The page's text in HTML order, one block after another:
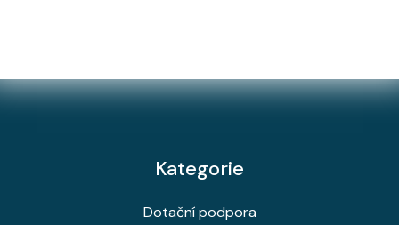
Kategorie
Dotační podpora